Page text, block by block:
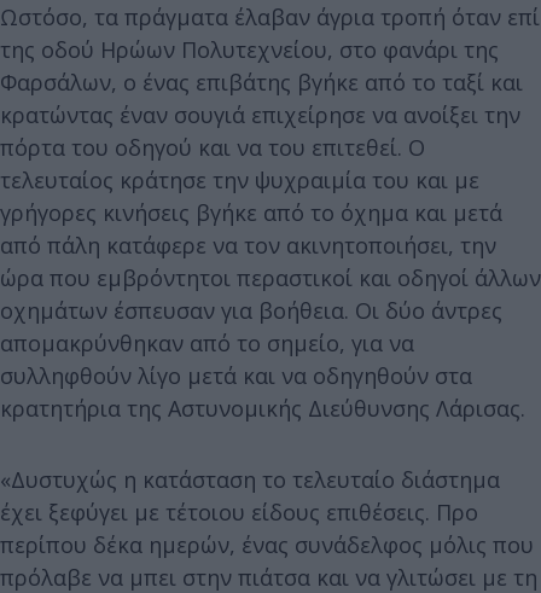
Ωστόσο, τα πράγματα έλαβαν άγρια τροπή όταν επί
της οδού Ηρώων Πολυτεχνείου, στο φανάρι της
Φαρσάλων, ο ένας επιβάτης βγήκε από το ταξί και
κρατώντας έναν σουγιά επιχείρησε να ανοίξει την
πόρτα του οδηγού και να του επιτεθεί. Ο
τελευταίος κράτησε την ψυχραιμία του και με
γρήγορες κινήσεις βγήκε από το όχημα και μετά
από πάλη κατάφερε να τον ακινητοποιήσει, την
ώρα που εμβρόντητοι περαστικοί και οδηγοί άλλων
οχημάτων έσπευσαν για βοήθεια. Οι δύο άντρες
απομακρύνθηκαν από το σημείο, για να
συλληφθούν λίγο μετά και να οδηγηθούν στα
κρατητήρια της Αστυνομικής Διεύθυνσης Λάρισας.
«Δυστυχώς η κατάσταση το τελευταίο διάστημα
έχει ξεφύγει με τέτοιου είδους επιθέσεις. Προ
περίπου δέκα ημερών, ένας συνάδελφος μόλις που
πρόλαβε να μπει στην πιάτσα και να γλιτώσει με τη